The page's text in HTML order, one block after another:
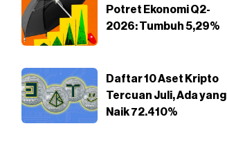
Potret Ekonomi Q2-
2026: Tumbuh 5,29%
Daftar 10 Aset Kripto
Tercuan Juli, Ada yang
Naik 72.410%